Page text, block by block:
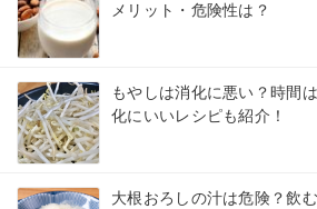
メリット・危険性は？
もやしは消化に悪い？時間
化にいいレシピも紹介！
大根おろしの汁は危険？飲